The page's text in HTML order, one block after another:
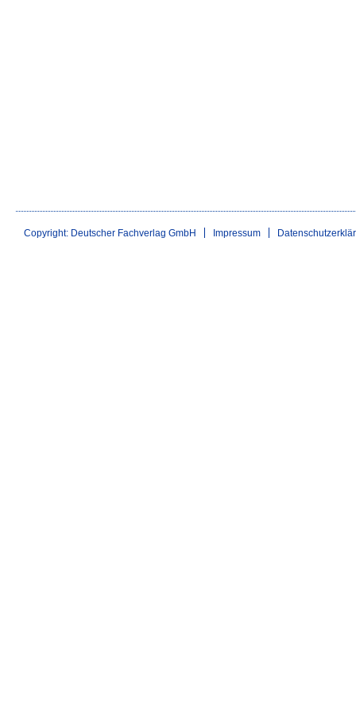
Copyright: Deutscher Fachverlag GmbH Impressum